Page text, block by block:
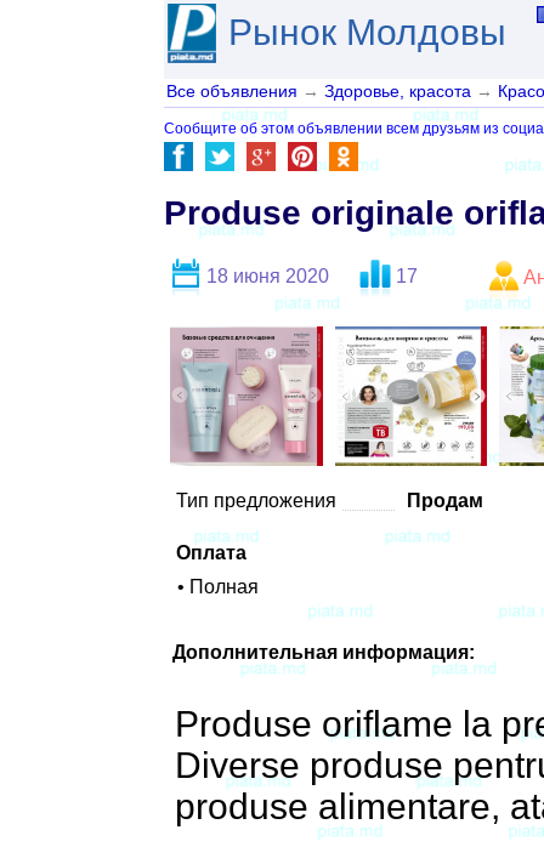
Рынок Молдовы
Все объявления → Здоровье, красота →
Сообщите об этом объявлении всем друзьям из
Produse originale
18 июня 2020 17
Тип предложения Продам
Оплата
• Полная
Дополнительная информация:
Produse oriflame la
Diverse produse
produse alimentare,